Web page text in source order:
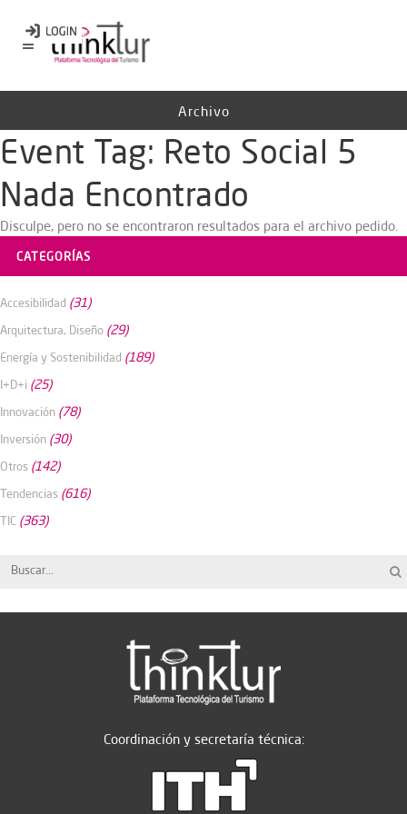
Archivo
Event Tag: Reto Social 5
Nada Encontrado
Disculpe, pero no se encontraron resultados para el archivo pedido.
CATEGORÍAS
Accesibilidad (31)
Arquitectura, Diseño (29)
Energía y Sostenibilidad (189)
I+D+i (25)
Innovación (78)
Inversión (30)
Otros (142)
Tendencias (616)
TIC (363)
Coordinación y secretaría técnica: